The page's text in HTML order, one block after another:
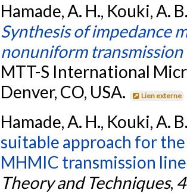
Hamade, A. H., Kouki, A.
Synthesis of impedance
nonuniform transmission
MTT-S International
Denver, CO, USA.
Lien externe
Hamade, A. H., Kouki, A.
suitable approach for
MHMIC transmission
Theory and Techniques,